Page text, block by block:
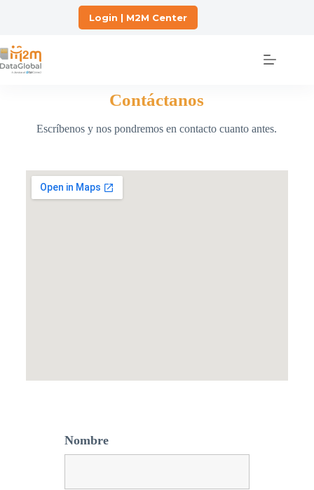
Login | M2M Center
Contáctanos
Escríbenos y nos pondremos en contacto cuanto antes.
Nombre